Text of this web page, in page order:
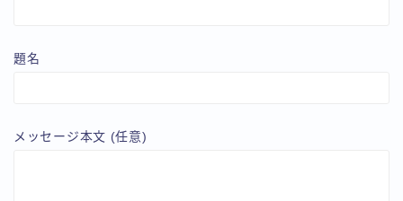
題名
メッセージ本文 (任意)